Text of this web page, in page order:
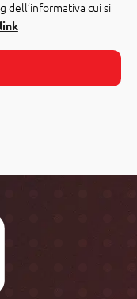
dell’informativa cui si
link